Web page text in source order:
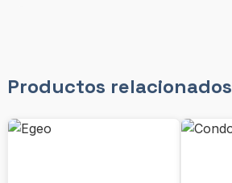
Productos relacionados